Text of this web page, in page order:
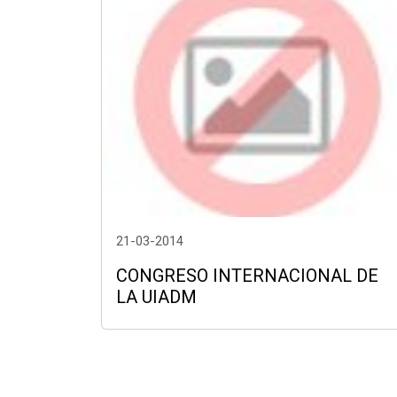
21-03-2014
CONGRESO INTERNACIONAL DE
LA UIADM